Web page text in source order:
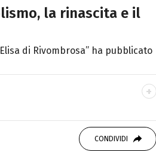
la rinascita e il
di Rivombrosa” ha pubblicato
per i cartoni (della pizza
CONDIVIDI